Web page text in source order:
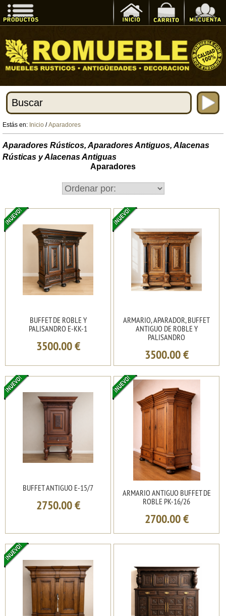
Estás en: Inicio /Aparadores
Aparadores Rústicos, Aparadores Antiguos, Alacenas
Rústicas y Alacenas Antiguas
Aparadores
BUFFET DE ROBLE Y
PALISANDRO E-KK-1
3500.00€
ARMARIO, APARADOR, BUFFET
ANTIGUO DE ROBLE Y
PALISANDRO
3500.00€
BUFFET ANTIGUO E-15/7
2750.00€
ARMARIO ANTIGUO BUFFET DE
ROBLE PK-16/26
2700.00€